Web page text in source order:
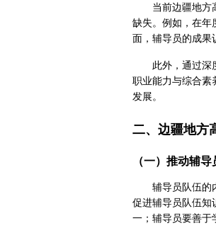
当前边疆地方
缺失。例如，在年
面，辅导员的成果
此外，通过深
职业能力与综合素
发展。
二、边疆地方
（一）推动辅
辅导员队伍的
促进辅导员队伍知
一；辅导员要善于